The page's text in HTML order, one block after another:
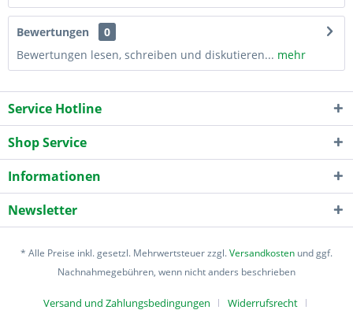
Bewertungen
0
Bewertungen lesen, schreiben und diskutieren... mehr
Service Hotline
Shop Service
Informationen
Newsletter
* Alle Preise inkl. gesetzl. Mehrwertsteuer zzgl.Versandkosten und ggf.
Nachnahmegebühren, wenn nicht anders beschrieben
Versand und Zahlungsbedingungen Widerrufsrecht